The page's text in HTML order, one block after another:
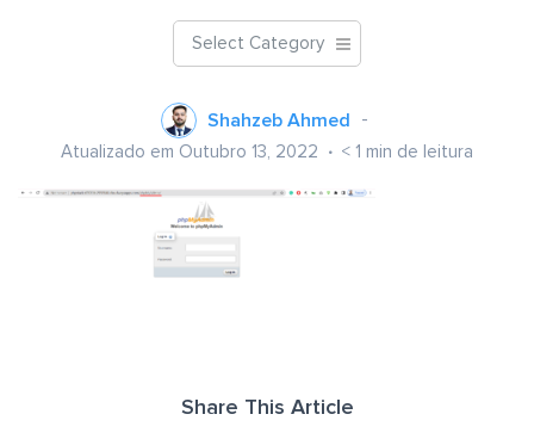
Select Category
Shahzeb Ahmed
Atualizado em Outubro 13, 2022 < 1 min de leitura
Share This Article